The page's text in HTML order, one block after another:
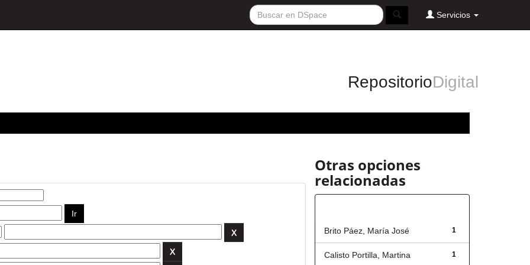
Servicios
RepositorioDigital
Otras opciones
relacionadas
1
Brito Páez, María José
1
Calisto Portilla, Martina